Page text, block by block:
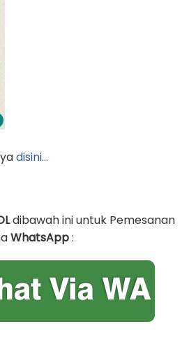
disini…
dibawah ini untuk Pemesanan
WhatsApp: